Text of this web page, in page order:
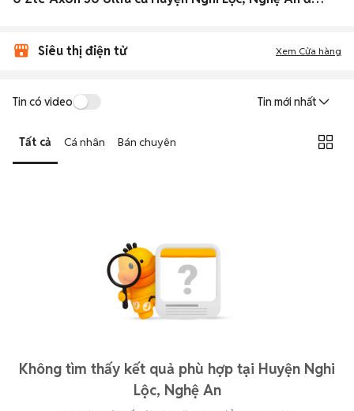
Siêu thị điện tử Xem Cửa hàng
Tin có video Tin mới nhất
Tất cả Cá nhân Bán chuyên
Không tìm thấy kết quả phù hợp tại Huyện Nghi
Lộc, Nghệ An